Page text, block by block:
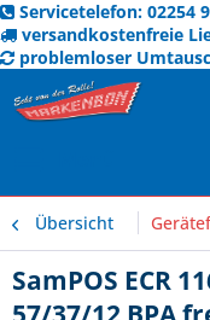
Servicetelefon: 02254
versandkostenfreie
problemloser
Übersicht
SamPOS ECR